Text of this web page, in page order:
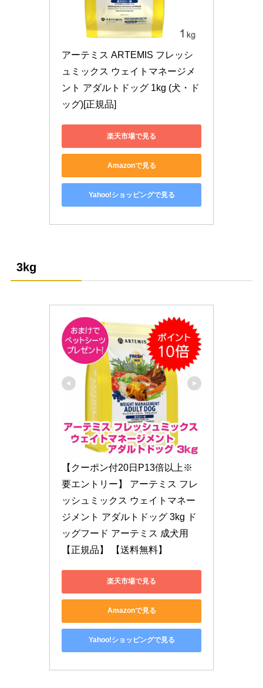
アーテミス ARTEMIS フレッシ
ュミックス ウェイトマネージメ
ント アダルトドッグ 1kg (犬・ド
ッグ)[正規品]
楽天市場で見る
Amazonで見る
Yahoo!ショッピングで見る
3kg
【クーポン付20日P13倍以上※
要エントリー】 アーテミス フレ
ッシュミックス ウェイトマネー
ジメント アダルトドッグ 3kg ド
ッグフード アーテミス 成犬用
【正規品】 【送料無料】
楽天市場で見る
Amazonで見る
Yahoo!ショッピングで見る